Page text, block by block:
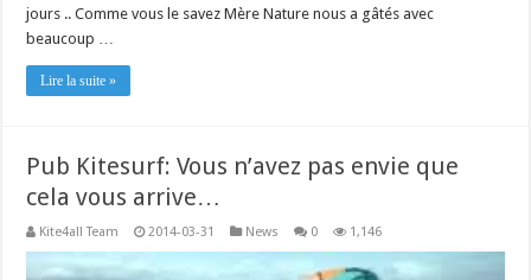
jours .. Comme vous le savez Mère Nature nous a gâtés avec
beaucoup …
Lire la suite »
Pub Kitesurf: Vous n’avez pas envie que
cela vous arrive…
Kite4all Team 2014-03-31 News 0 1,146